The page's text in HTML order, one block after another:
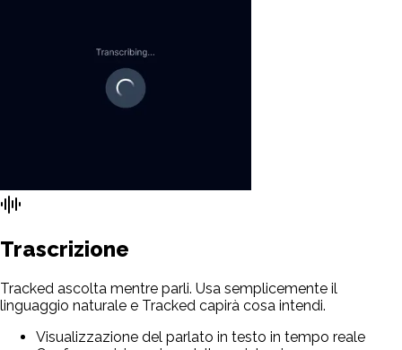
Trascrizione
Tracked ascolta mentre parli. Usa semplicemente il
linguaggio naturale e Tracked capirà cosa intendi.
Visualizzazione del parlato in testo in tempo reale